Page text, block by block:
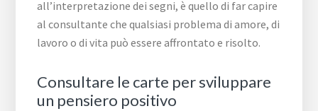
all’interpretazione dei segni, è quello di far capire
al consultante che qualsiasi problema di amore, di
lavoro o di vita può essere affrontato e risolto.
Consultare le carte per sviluppare
un pensiero positivo